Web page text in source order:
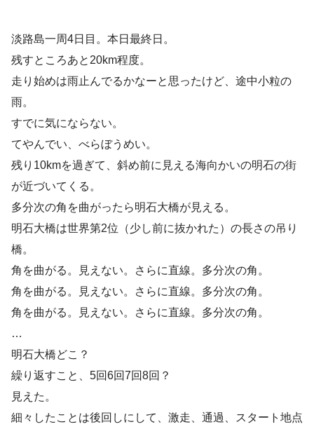
淡路島一周4日目。本日最終日。
残すところあと20km程度。
走り始めは雨止んでるかなーと思ったけど、途中小粒の
雨。
すでに気にならない。
てやんでい、べらぼうめい。
残り10kmを過ぎて、斜め前に見える海向かいの明石の街
が近づいてくる。
多分次の角を曲がったら明石大橋が見える。
明石大橋は世界第2位（少し前に抜かれた）の長さの吊り
橋。
角を曲がる。見えない。さらに直線。多分次の角。
角を曲がる。見えない。さらに直線。多分次の角。
角を曲がる。見えない。さらに直線。多分次の角。
…
明石大橋どこ？
繰り返すこと、5回6回7回8回？
見えた。
細々したことは後回しにして、激走、通過、スタート地点